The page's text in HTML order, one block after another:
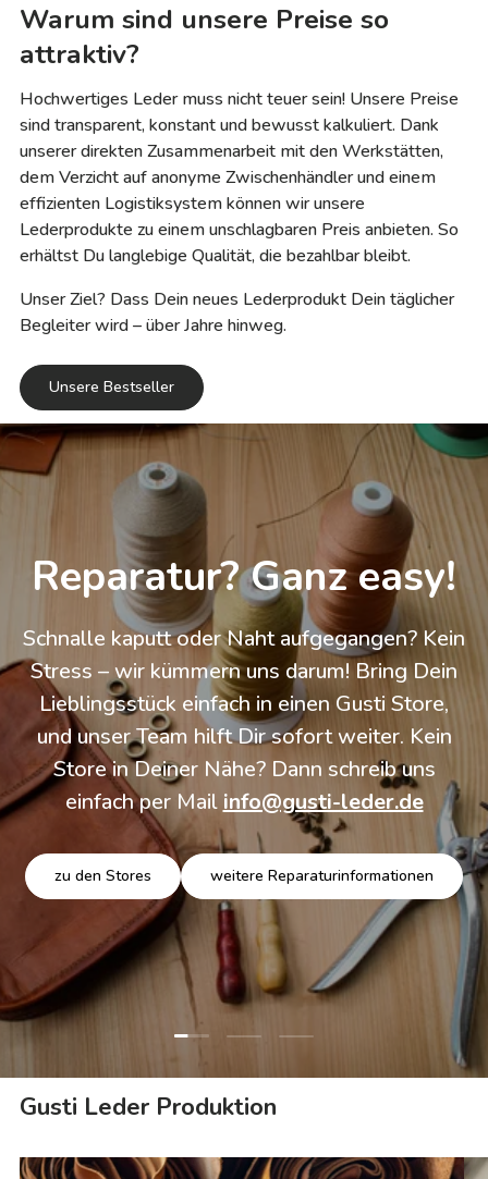
Warum sind unsere Preise so
attraktiv?
Hochwertiges Leder muss nicht teuer sein! Unsere Preise
sind transparent, konstant und bewusst kalkuliert. Dank
unserer direkten Zusammenarbeit mit den Werkstätten,
dem Verzicht auf anonyme Zwischenhändler und einem
effizienten Logistiksystem können wir unsere
Lederprodukte zu einem unschlagbaren Preis anbieten. So
erhältst Du langlebige Qualität, die bezahlbar bleibt.
Unser Ziel? Dass Dein neues Lederprodukt Dein täglicher
Begleiter wird – über Jahre hinweg.
Unsere Bestseller
Reparatur? Ganz easy!
Schnalle kaputt oder Naht aufgegangen? Kein
Stress – wir kümmern uns darum! Bring Dein
Lieblingsstück einfach in einen Gusti Store,
und unser Team hilft Dir sofort weiter. Kein
Store in Deiner Nähe? Dann schreib uns
einfach per Mail info@gusti-leder.de
zu den Stores weitere Reparaturinformationen
Folie laden 1 von 3
Folie laden 2 von 3
Folie laden 3 von 3
Gusti Leder Produktion